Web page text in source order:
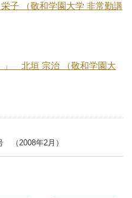
子 （敬和学園大学 非常勤講
」 北垣 宗治 （敬和学園大
（2008年2月）